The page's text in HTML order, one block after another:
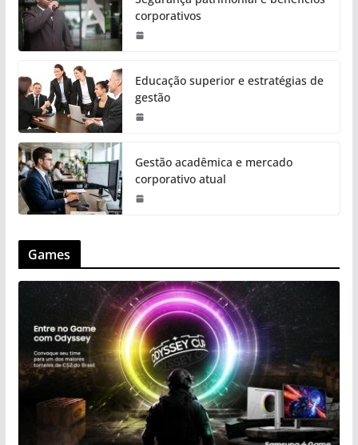
corporativos
Educação superior e estratégias de
gestão
Gestão acadêmica e mercado
corporativo atual
Games